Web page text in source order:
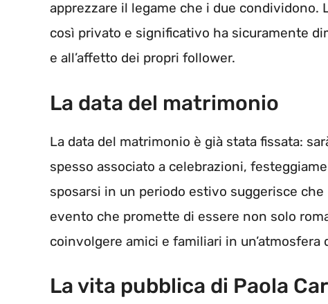
apprezzare il legame che i due
così privato e significativo ha sicuramente
e all’affetto dei propri follower.
La data del matrimonio
La data del matrimonio è già stata fissata:
spesso associato a celebrazioni,
sposarsi in un periodo estivo suggerisce
evento che promette di essere non solo
coinvolgere amici e familiari in un’atmosfera
La vita pubblica di Paola